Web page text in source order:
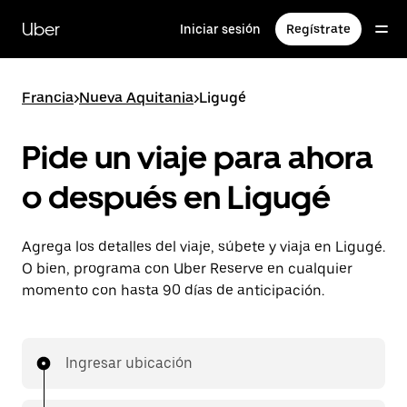
contenido
principal
Uber Iniciar sesión Regístrate
Francia>Nueva Aquitania>Ligugé
Pide un viaje para ahora
o después en Ligugé
Agrega los detalles del viaje, súbete y viaja en Ligugé.
O bien, programa con Uber Reserve en cualquier
momento con hasta 90 días de anticipación.
Ingresar ubicación